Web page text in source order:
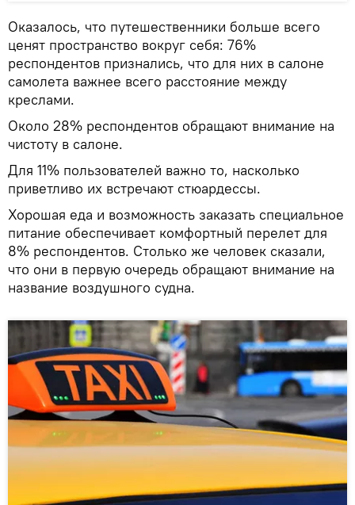
Оказалось, что путешественники больше всего
ценят пространство вокруг себя: 76%
респондентов признались, что для них в салоне
самолета важнее всего расстояние между
креслами.
Около 28% респондентов обращают внимание на
чистоту в салоне.
Для 11% пользователей важно то, насколько
приветливо их встречают стюардессы.
Хорошая еда и возможность заказать специальное
питание обеспечивает комфортный перелет для
8% респондентов. Столько же человек сказали,
что они в первую очередь обращают внимание на
название воздушного судна.